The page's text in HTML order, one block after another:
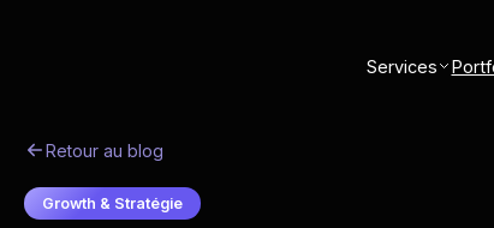
Services
Retour au blog
Growth & Stratégie